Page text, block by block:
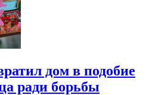
дом в подобие
ради борьбы